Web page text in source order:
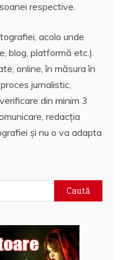
respective.
acolo unde
blog, platformă etc.).
online, în măsura în
jurnalistic,
din minim 3
redacția
și nu o va adapta